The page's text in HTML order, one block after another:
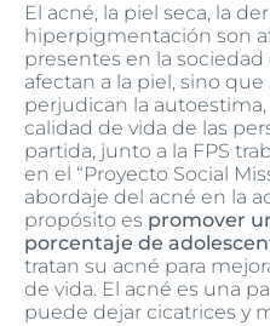
El acné, la piel seca, la
hiperpigmentación son
presentes en la
afectan a la piel, sino
perjudican la
calidad de vida de las
partida, junto a la FPS
en el “Proyecto Social
abordaje del acné en la
propósito es promover
porcentaje de
tratan su acné para
de vida. El acné es una
puede dejar cicatrices y